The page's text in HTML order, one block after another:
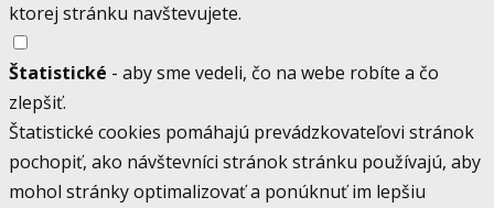
ktorej stránku navštevujete.
Štatistické - aby sme vedeli, čo na webe robíte a čo
zlepšiť.
Štatistické cookies pomáhajú prevádzkovateľovi stránok
pochopiť, ako návštevníci stránok stránku používajú, aby
mohol stránky optimalizovať a ponúknuť im lepšiu